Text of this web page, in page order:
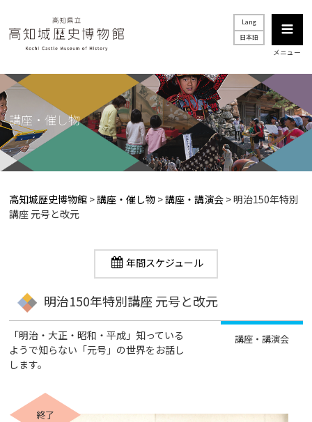
Lang
日本語
メニュー
講座・催し物
高知城歴史博物館 >講座・催し物 >講座・講演会 >明治150年特別
講座 元号と改元
年間スケジュール
明治150年特別講座 元号と改元
「明治・大正・昭和・平成」知っている
ようで知らない「元号」の世界をお話し
します。
講座・講演会
終了